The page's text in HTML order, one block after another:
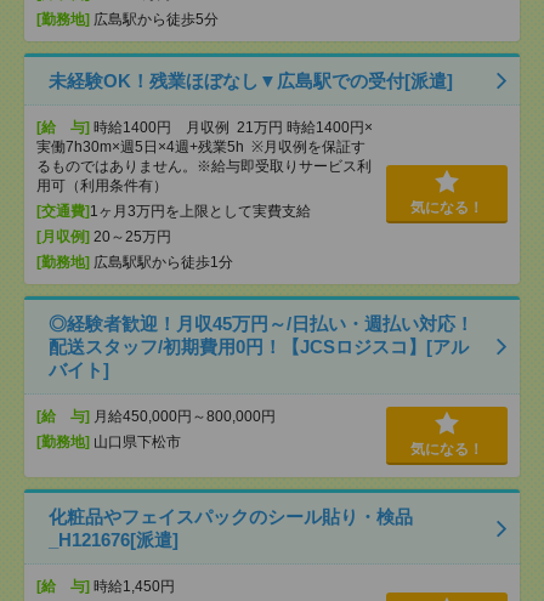
[勤務地] 広島駅から徒歩5分
未経験OK！残業ほぼなし▼広島駅での受付[派遣]
[給 与] 時給1400円 月収例 21万円 時給1400円×
実働7h30m×週5日×4週+残業5h ※月収例を保証す
るものではありません。※給与即受取りサービス利
用可（利用条件有）
[交通費]1ヶ月3万円を上限として実費支給
[月収例] 20～25万円
[勤務地] 広島駅駅から徒歩1分
気になる！
◎経験者歓迎！月収45万円～/日払い・週払い対応！
配送スタッフ/初期費用0円！【JCSロジスコ】[アル
バイト]
[給 与] 月給450,000円～800,000円
[勤務地] 山口県下松市 気になる！
化粧品やフェイスパックのシール貼り・検品
_H121676[派遣]
[給 与] 時給1,450円